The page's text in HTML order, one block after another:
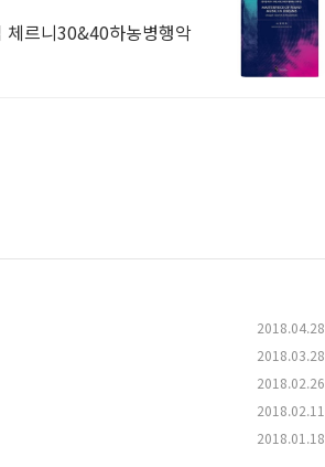
체르니30&40하농병행악
2018.04.28
2018.03.28
2018.02.26
2018.02.11
2018.01.18